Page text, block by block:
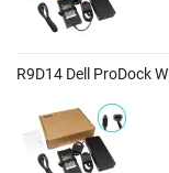
R9D14 Dell ProDock